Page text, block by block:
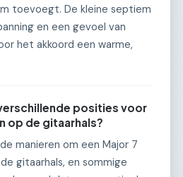
toevoegt. De kleine septiem
en een gevoel van
het akkoord een warme,
posities voor
op de gitaarhals?
manieren om een Major 7
gitaarhals, en sommige